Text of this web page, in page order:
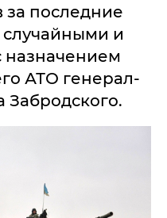
за последние
и
назначением
АТО генерал-
Забродского.